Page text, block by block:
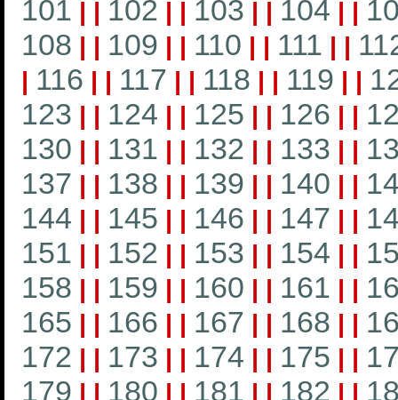
101 | | 102 | | 103 | | 104 | |
108 | | 109 | | 110 | | 111 | |
| 116 | | 117 | | 118 | | 119 | |
123 | | 124 | | 125 | | 126 | |
130 | | 131 | | 132 | | 133 | |
137 | | 138 | | 139 | | 140 | |
144 | | 145 | | 146 | | 147 | |
151 | | 152 | | 153 | | 154 | |
158 | | 159 | | 160 | | 161 | |
165 | | 166 | | 167 | | 168 | |
172 | | 173 | | 174 | | 175 | |
179 | | 180 | | 181 | | 182 | |